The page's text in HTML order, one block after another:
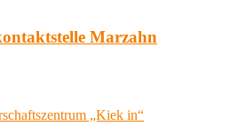
Marzahn
„Kiek in“